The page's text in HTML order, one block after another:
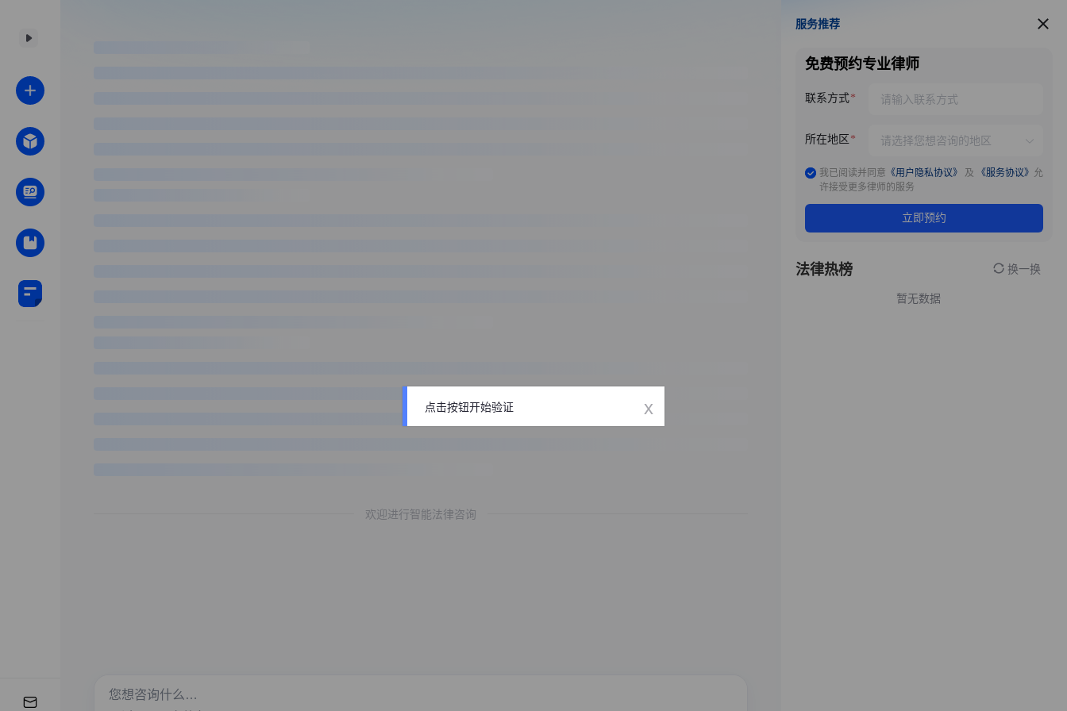
欢迎进行智能法律咨询
服务推荐
服务推荐
免费预约专业律师
联系方式
所在地区
我已阅读并同意 《用户隐私协议》 及 《服务协议》 允
许接受更多律师的服务
立即预约
法律热榜 换一换
暂无数据
点击按钮开始验证 x